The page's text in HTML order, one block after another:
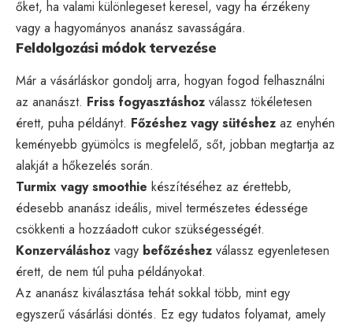
őket, ha valami különlegeset keresel, vagy ha érzékeny
vagy a hagyományos ananász savasságára.
Feldolgozási módok tervezése
Már a vásárláskor gondolj arra, hogyan fogod felhasználni
az ananászt. Friss fogyasztáshoz válassz tökéletesen
érett, puha példányt. Főzéshez vagy sütéshez az enyhén
keményebb gyümölcs is megfelelő, sőt, jobban megtartja az
alakját a hőkezelés során.
Turmix vagy smoothie készítéséhez az érettebb,
édesebb ananász ideális, mivel természetes édessége
csökkenti a hozzáadott cukor szükségességét.
Konzerváláshoz vagy befőzéshez válassz egyenletesen
érett, de nem túl puha példányokat.
Az ananász kiválasztása tehát sokkal több, mint egy
egyszerű vásárlási döntés. Ez egy tudatos folyamat, amely